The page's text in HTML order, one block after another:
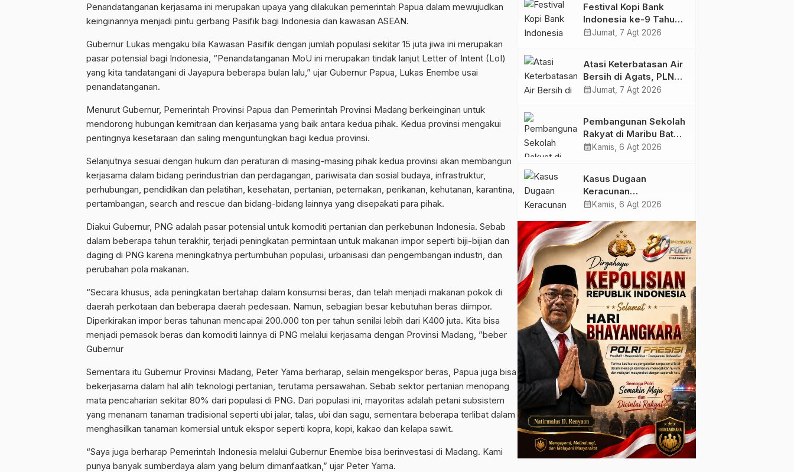
Penandatanganan kerjasama ini merupakan upaya yang dilakukan pemerintah Papua dalam mewujudkan
keinginannya menjadi pintu gerbang Pasifik bagi Indonesia dan kawasan ASEAN.
Gubernur Lukas mengaku bila Kawasan Pasifik dengan jumlah populasi sekitar 15 juta jiwa ini merupakan
pasar potensial bagi Indonesia, “Penandatanganan MoU ini merupakan tindak lanjut Letter of Intent (LoI)
yang kita tandatangani di Jayapura beberapa bulan lalu,” ujar Gubernur Papua, Lukas Enembe usai
penandatanganan.
Menurut Gubernur, Pemerintah Provinsi Papua dan Pemerintah Provinsi Madang berkeinginan untuk
mendorong hubungan kemitraan dan kerjasama yang baik antara kedua pihak. Kedua provinsi mengakui
pentingnya kesetaraan dan saling menguntungkan bagi kedua provinsi.
Selanjutnya sesuai dengan hukum dan peraturan di masing-masing pihak kedua provinsi akan membangun
kerjasama dalam bidang perindustrian dan perdagangan, pariwisata dan sosial budaya, infrastruktur,
perhubungan, pendidikan dan pelatihan, kesehatan, pertanian, peternakan, perikanan, kehutanan, karantina,
pertambangan, search and rescue dan bidang-bidang lainnya yang disepakati para pihak.
Diakui Gubernur, PNG adalah pasar potensial untuk komoditi pertanian dan perkebunan Indonesia. Sebab
dalam beberapa tahun terakhir, terjadi peningkatan permintaan untuk makanan impor seperti biji-bijian dan
daging di PNG karena meningkatnya pertumbuhan populasi, urbanisasi dan pengembangan industri, dan
perubahan pola makanan.
“Secara khusus, ada peningkatan bertahap dalam konsumsi beras, dan telah menjadi makanan pokok di
daerah perkotaan dan beberapa daerah pedesaan. Namun, sebagian besar kebutuhan beras diimpor.
Diperkirakan impor beras tahunan mencapai 200.000 ton per tahun senilai lebih dari K400 juta. Kita bisa
menjadi pemasok beras dan komoditi lainnya di PNG melalui kerjasama dengan Provinsi Madang, ”beber
Gubernur
Sementara itu Gubernur Provinsi Madang, Peter Yama berharap, selain mengekspor beras, Papua juga bisa
bekerjasama dalam hal alih teknologi pertanian, terutama persawahan. Sebab sektor pertanian menopang
mata pencaharian sekitar 80% dari populasi di PNG. Dari populasi ini, mayoritas adalah petani subsistem
yang menanam tanaman tradisional seperti ubi jalar, talas, ubi dan sagu, sementara beberapa terlibat dalam
menghasilkan tanaman komersial untuk ekspor seperti kopra, kopi, kakao dan kelapa sawit.
“Saya juga berharap Pemerintah Indonesia melalui Gubernur Enembe bisa berinvestasi di Madang. Kami
punya banyak sumberdaya alam yang belum dimanfaatkan,” ujar Peter Yama.
Festival Kopi Bank
Indonesia ke-9 Tahun
2026 Resmi Dibuka
Depan Papua”
calendar_monthJumat, 7 Agt 2026
Atasi Keterbatasan Air
Bersih di Agats, PLN
Hadirkan Teknologi
Bukhori dan Warga
Sekitar
calendar_monthJumat, 7 Agt 2026
Pembangunan Sekolah
Rakyat di Maribu Batal,
Dipindahkan ke Muara
calendar_month Kamis, 6 Agt 2026
Kasus Dugaan
Keracunan
MBG: Wamengadri
Yayasan KIS Papua, Ini
yang Ditemukan
calendar_month Kamis, 6 Agt 2026